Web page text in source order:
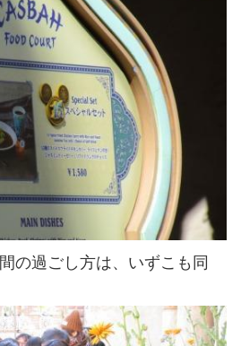
の過ごし方は、いずこも同